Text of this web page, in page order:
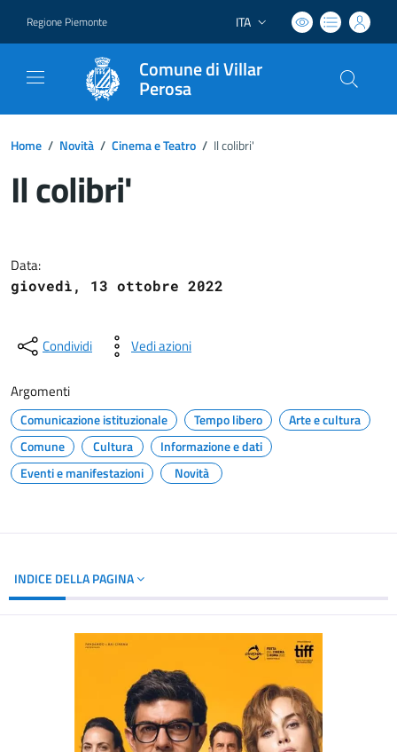
Regione Piemonte Lingua attiva:
ITA
Comune di Villar
Perosa
Home / Novità / Cinema e Teatro / Il colibri'
Il colibri'
Data:
giovedì, 13 ottobre 2022
Condividi Vedi azioni
Argomenti
Comunicazione istituzionale Tempo libero
Arte e cultura
Comune
Cultura
Informazione e dati
Eventi e manifestazioni
Novità
INDICE DELLA PAGINA